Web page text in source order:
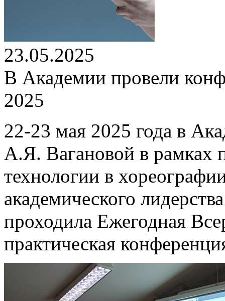
23.05.2025
В Академии провели
2025
22-23 мая 2025 года в
А.Я. Вагановой в рамках
технологии в
академического
проходила Ежегодная
практическая